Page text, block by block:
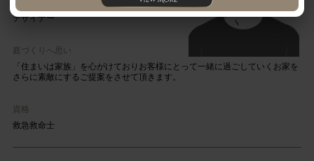
デザイナー
庭づくりへ思い
「住まいは家族」を心がけておりお客様にとって一緒に過ごしていくお家を
さらに素敵にするご提案をさせて頂きます。
資格
救急救命士